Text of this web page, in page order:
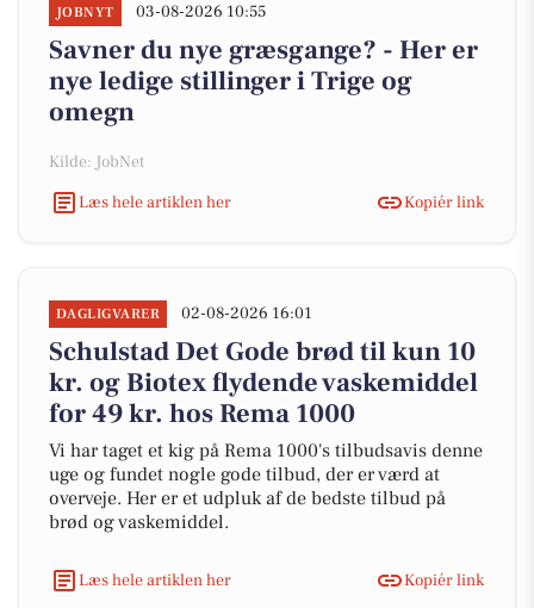
JOBNYT 03-08-2026 10:55
Savner du nye græsgange? - Her er
nye ledige stillinger i Trige og
omegn
Kilde: JobNet
Læs hele artiklen her
Kopiér link
DAGLIGVARER 02-08-2026 16:01
Schulstad Det Gode brød til kun 10
kr. og Biotex flydende vaskemiddel
for 49 kr. hos Rema 1000
Vi har taget et kig på Rema 1000's tilbudsavis denne
uge og fundet nogle gode tilbud, der er værd at
overveje. Her er et udpluk af de bedste tilbud på
brød og vaskemiddel.
Læs hele artiklen her Kopiér link